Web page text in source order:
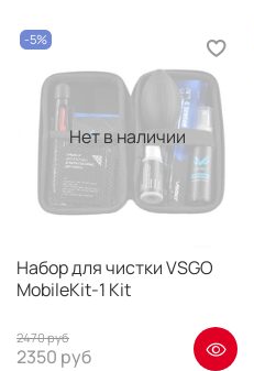
Нет в наличии
-5%
Набор для чистки VSGO
MobileKit-1 Kit
2470 руб
2350 руб